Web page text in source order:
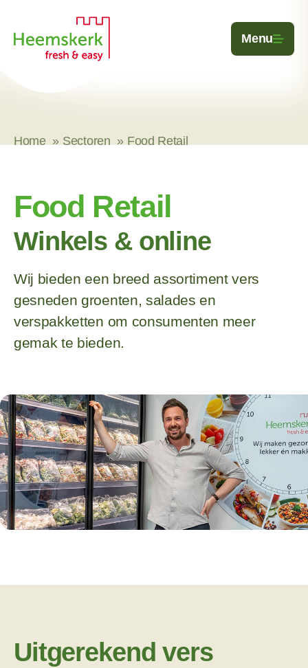
Menu
Home Sectoren Food Retail
Food Retail
Winkels & online
Wij bieden een breed assortiment vers
gesneden groenten, salades en
verspakketten om consumenten meer
gemak te bieden.
Uitgerekend vers